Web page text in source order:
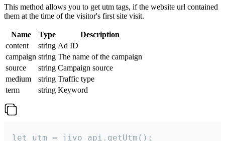
This method allows you to get utm tags, if the website url contained
them at the time of the visitor's first site visit.
Name Type
Description
content
string Ad ID
campaign string The name of the campaign
source
string Campaign source
medium
string Traffic type
term
string Keyword
let utm = jivo_api.getUtm();